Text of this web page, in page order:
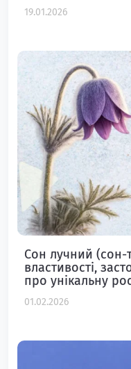
19.01.2026
Сон лучний (сон-
властивості,
про унікальну
01.02.2026